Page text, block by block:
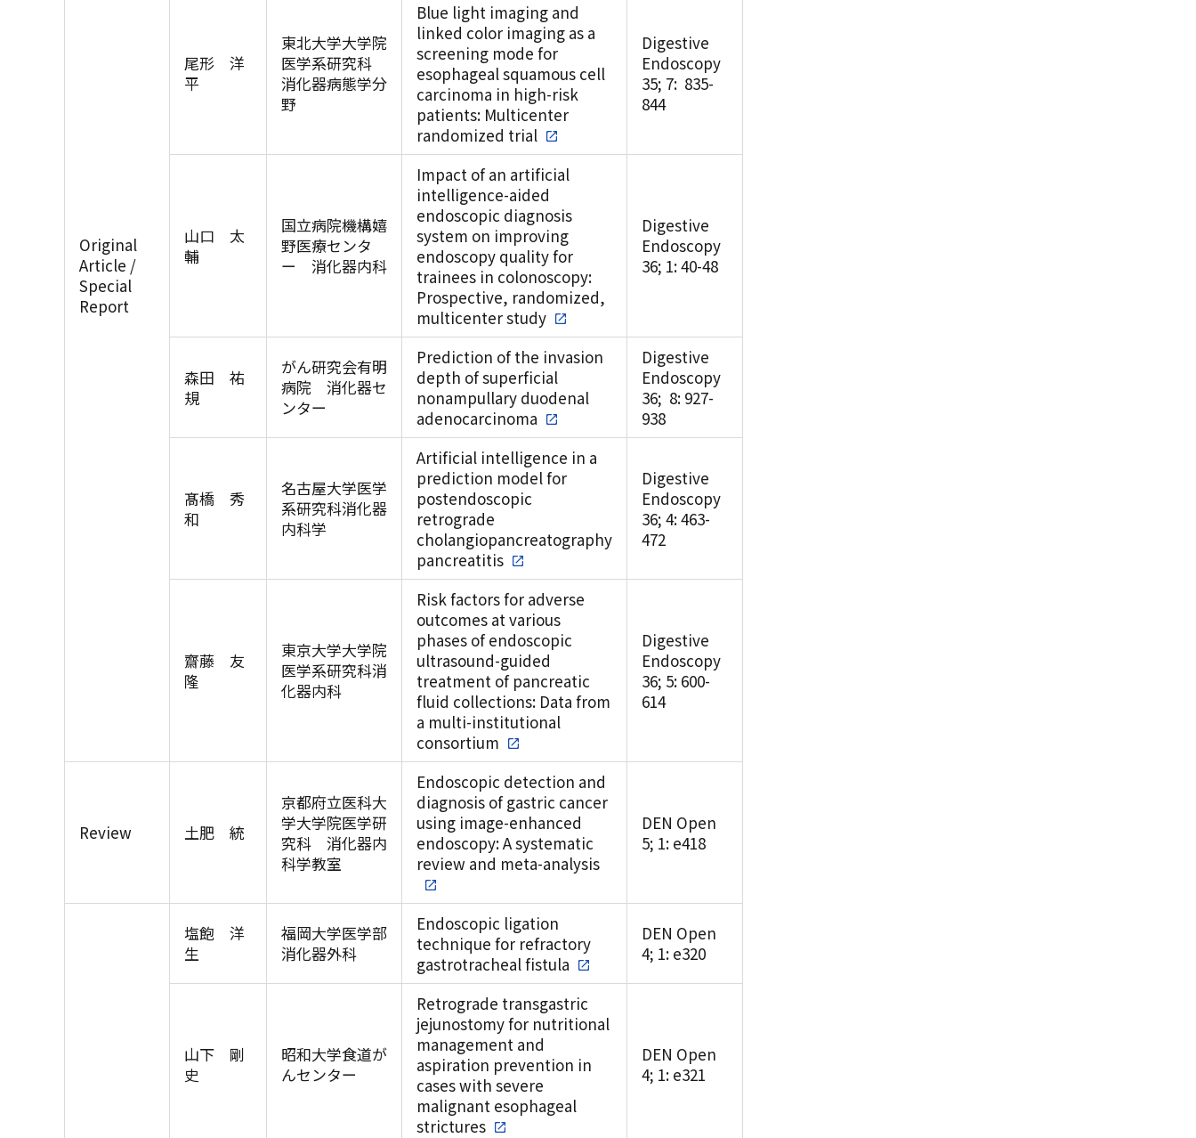
Original
Article /
Special
Report
尾形 洋
平
東北大学大学院
医学系研究科
消化器病態学分
野
Blue light imaging and
linked color imaging as a
screening mode for
esophageal squamous cell
carcinoma in high-risk
patients: Multicenter
randomized trial
Digestive
Endoscopy
35; 7: 835-
844
山口 太
輔
国立病院機構嬉
野医療センタ
ー 消化器内科
Impact of an artificial
intelligence-aided
endoscopic diagnosis
system on improving
endoscopy quality for
trainees in colonoscopy:
Prospective, randomized,
multicenter study
Digestive
Endoscopy
36; 1: 40-48
森田 祐
規
がん研究会有明
病院 消化器セ
ンター
Prediction of the invasion
depth of superficial
nonampullary duodenal
adenocarcinoma
Digestive
Endoscopy
36; 8: 927-
938
髙橋 秀
和
名古屋大学医学
系研究科消化器
内科学
Artificial intelligence in a
prediction model for
postendoscopic
retrograde
cholangiopancreatography
pancreatitis
Digestive
Endoscopy
36; 4: 463-
472
齋藤 友
隆
東京大学大学院
医学系研究科消
化器内科
Risk factors for adverse
outcomes at various
phases of endoscopic
ultrasound-guided
treatment of pancreatic
fluid collections: Data from
a multi-institutional
consortium
Digestive
Endoscopy
36; 5: 600-
614
Review 土肥 統
京都府立医科大
学大学院医学研
究科 消化器内
科学教室
Endoscopic detection and
diagnosis of gastric cancer
using image-enhanced
endoscopy: A systematic
review and meta-analysis
DEN Open
5; 1: e418
塩飽 洋
生
福岡大学医学部
消化器外科
Endoscopic ligation
technique for refractory
gastrotracheal fistula
DEN Open
4; 1: e320
山下 剛
史
昭和大学食道が
んセンター
Retrograde transgastric
jejunostomy for nutritional
management and
aspiration prevention in
cases with severe
malignant esophageal
strictures
DEN Open
4; 1: e321